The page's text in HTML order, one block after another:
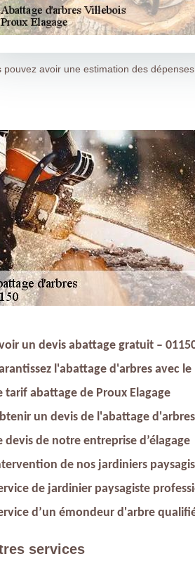
pouvez avoir une estimation des
un devis abattage gratuit –
l'abattage d'arbres avec
tarif abattage de Proux Elagage
un devis de l'abattage
devis de notre entreprise d’élagage
de nos jardiniers
de jardinier paysagiste
d’un émondeur d'arbre
services